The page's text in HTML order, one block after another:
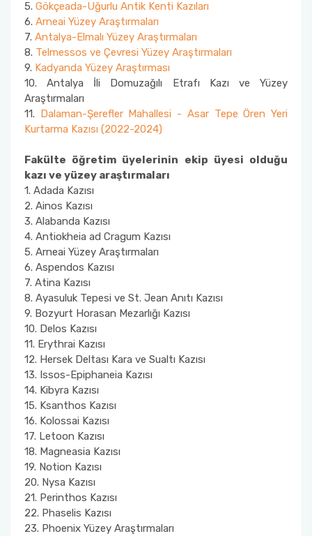
5. Gökçeada-Uğurlu Antik Kenti Kazıları
6. Arneai Yüzey Araştırmaları
7. Antalya-Elmalı Yüzey Araştırmaları
8. Telmessos ve Çevresi Yüzey Araştırmaları
9. Kadyanda Yüzey Araştırması
10. Antalya İli Domuzağılı Etrafı Kazı ve Yüzey
Araştırmaları
11. Dalaman-Şerefler Mahallesi - Asar Tepe Ören Yeri
Kurtarma Kazısı (2022-2024)
Fakülte öğretim üyelerinin ekip üyesi olduğu
kazı ve yüzey araştırmaları
1.⁠ ⁠Adada Kazısı
2. Ainos Kazısı
3.⁠ ⁠Alabanda Kazısı
4. Antiokheia ad Cragum Kazısı
5. Arneai Yüzey Araştırmaları
6.⁠ ⁠Aspendos Kazısı
7.⁠ ⁠Atina Kazısı
8.⁠ ⁠Ayasuluk Tepesi ve St. Jean Anıtı Kazısı
9.⁠ ⁠Bozyurt Horasan Mezarlığı Kazısı
10.⁠ ⁠Delos Kazısı
11. ⁠Erythrai Kazısı
12.⁠ ⁠Hersek Deltası Kara ve Sualtı Kazısı
13.⁠ ⁠Issos-Epiphaneia Kazısı
14.⁠ ⁠Kibyra Kazısı
15.⁠ ⁠Ksanthos Kazısı
16. Kolossai Kazısı
17.⁠ ⁠Letoon Kazısı
18.⁠ ⁠Magneasia Kazısı
19.⁠ ⁠Notion Kazısı
20.⁠ ⁠Nysa Kazısı
21.⁠ ⁠Perinthos Kazısı
22.⁠ ⁠Phaselis Kazısı
23.⁠ ⁠Phoenix Yüzey Araştırmaları
Sanat Tarihi Bölümü
Sosyoloji Bölümü
Tarih Bölümü
Türk Dili ve Edebiyatı Bölümü
Edebiyat Fakültesi Kazı ve Yüzey Araştırmaları
Sempozyumu
Etkinlikler
Duyurular